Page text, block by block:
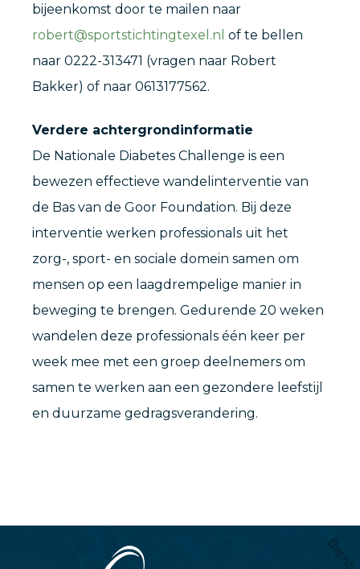
bijeenkomst door te mailen naar
robert@sportstichtingtexel.nl of te bellen
naar 0222-313471 (vragen naar Robert
Bakker) of naar 0613177562.
Verdere achtergrondinformatie
De Nationale Diabetes Challenge is een
bewezen effectieve wandelinterventie van
de Bas van de Goor Foundation. Bij deze
interventie werken professionals uit het
zorg-, sport- en sociale domein samen om
mensen op een laagdrempelige manier in
beweging te brengen. Gedurende 20 weken
wandelen deze professionals één keer per
week mee met een groep deelnemers om
samen te werken aan een gezondere leefstijl
en duurzame gedragsverandering.